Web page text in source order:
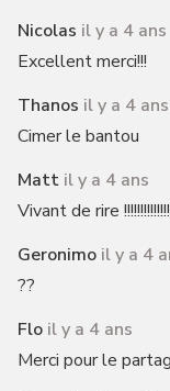
Nicolas il y a 4 ans
Excellent merci!!!
Thanos il y a 4 ans
Cimer le bantou
Matt il y a 4 ans
Vivant de rire
Geronimo il y a 4
??
Flo il y a 4 ans
Merci pour le